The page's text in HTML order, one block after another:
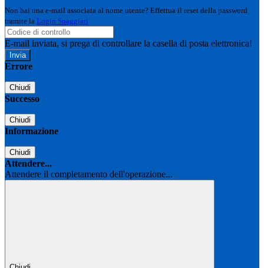
Non hai una e-mail associata al nome utente? Effettua il reset della password
tramite la Login Spaggiari
E-mail inviata, si prega di controllare la casella di posta elettronica!
Errore
Chiudi
Successo
Chiudi
Informazione
Chiudi
Attendere...
Attendere il completamento dell'operazione...